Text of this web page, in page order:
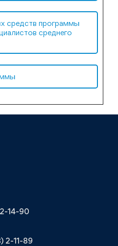
средств программы
среднего
14-90
2-11-89